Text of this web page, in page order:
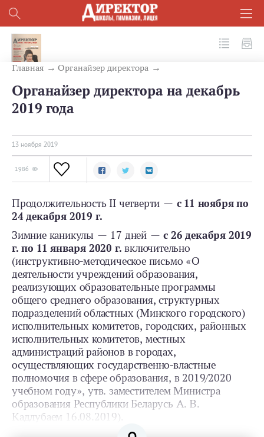
Главная Органайзер директора
Органайзер директора на декабрь
2019 года
13 ноября 2019
1986
Продолжительность II четверти — с 11 ноября по
24 декабря 2019 г.
Зимние каникулы — 17 дней —с 26 декабря 2019
г. по 11 января 2020 г. включительно
(инструктивно-­методическое письмо «О
деятельности учреждений образования,
реализующих образовательные программы
общего среднего образования, структурных
подразделений областных (Минского городского)
исполнительных комитетов, городских, районных
исполнительных комитетов, местных
администраций районов в городах,
осуществляющих государственно-­властные
полномочия в сфере образования, в 2019/2020
учебном году», утв. заместителем Министра
образования Республики Беларусь А. В.
Кадлубаем 16.08.2019).